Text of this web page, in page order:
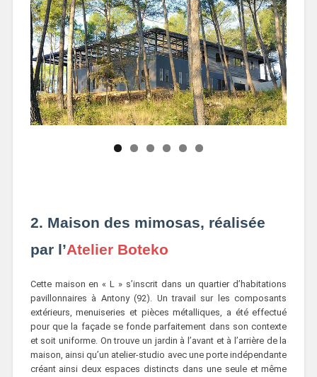
2. Maison des mimosas, réalisée
par l’Atelier Boteko
Cette maison en « L » s’inscrit dans un quartier d’habitations
pavillonnaires à Antony (92). Un travail sur les composants
extérieurs, menuiseries et pièces métalliques, a été effectué
pour que la façade se fonde parfaitement dans son contexte
et soit uniforme. On trouve un jardin à l’avant et à l’arrière de la
maison, ainsi qu’un atelier-studio avec une porte indépendante
créant ainsi deux espaces distincts dans une seule et même